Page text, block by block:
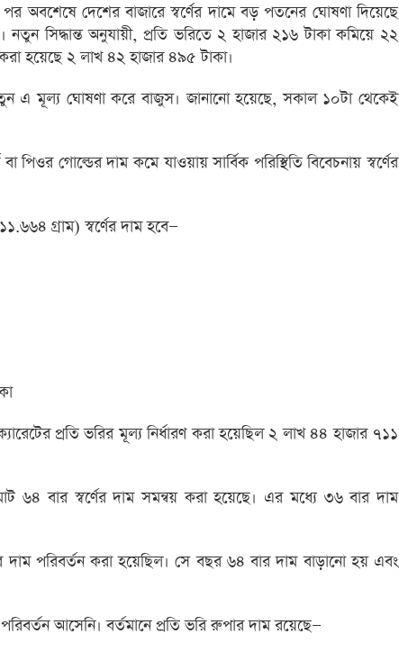
অবশেষে দেশের বাজারে স্বর্ণের দামে বড় পতনের ঘোষণা দিয়েছে
নতুন সিদ্ধান্ত অনুযায়ী, প্রতি ভরিতে ২ হাজার ২১৬ টাকা কমিয়ে ২২
হয়েছে ২ লাখ ৪২ হাজার ৪৯৫ টাকা।
এ মূল্য ঘোষণা করে বাজুস। জানানো হয়েছে, সকাল ১০টা থেকেই
পিওর গোল্ডের দাম কমে যাওয়ায় সার্বিক পরিস্থিতি বিবেচনায় স্বর্ণের
গ্রাম) স্বর্ণের দাম হবে—
প্রতি ভরির মূল্য নির্ধারণ করা হয়েছিল ২ লাখ ৪৪ হাজার ৭১১
৬৪ বার স্বর্ণের দাম সমন্বয় করা হয়েছে। এর মধ্যে ৩৬ বার দাম
পরিবর্তন করা হয়েছিল। সে বছর ৬৪ বার দাম বাড়ানো হয় এবং
আসেনি। বর্তমানে প্রতি ভরি রুপার দাম রয়েছে—